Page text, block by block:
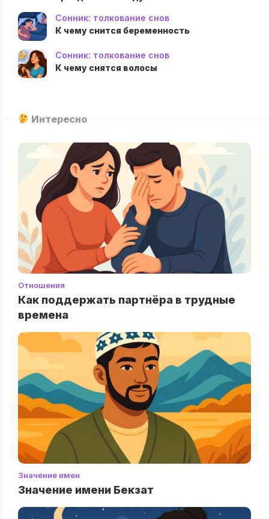
Сонник: толкование снов
К чему снится беременность
Сонник: толкование снов
К чему снятся волосы
Интересно
Отношения
Как поддержать партнёра в трудные
времена
Значение имен
Значение имени Бекзат